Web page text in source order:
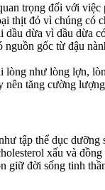
trọng đối với
thịt đỏ vì chúng có
dầu dừa vì dầu dừa
nguồn gốc từ đậu
lòng như lòng lợn,
nên tăng cường
tập thể dục
xấu và
giữ đời sống tinh